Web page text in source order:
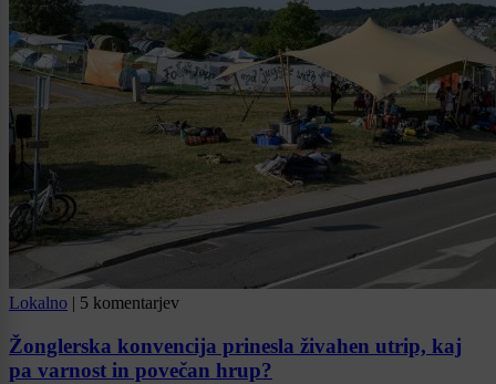
Lokalno | 5 komentarjev
Žonglerska konvencija prinesla živahen utrip, kaj
pa varnost in povečan hrup?